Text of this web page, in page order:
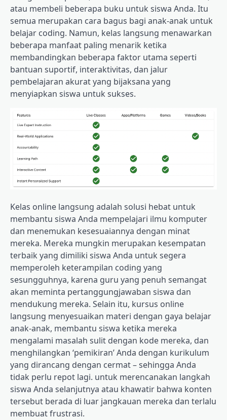
atau membeli beberapa buku untuk siswa Anda. Itu
semua merupakan cara bagus bagi anak-anak untuk
belajar coding. Namun, kelas langsung menawarkan
beberapa manfaat paling menarik ketika
membandingkan beberapa faktor utama seperti
bantuan suportif, interaktivitas, dan jalur
pembelajaran akurat yang bijaksana yang
menyiapkan siswa untuk sukses.
Kelas online langsung adalah solusi hebat untuk
membantu siswa Anda mempelajari ilmu komputer
dan menemukan kesesuaiannya dengan minat
mereka. Mereka mungkin merupakan kesempatan
terbaik yang dimiliki siswa Anda untuk segera
memperoleh keterampilan coding yang
sesungguhnya, karena guru yang penuh semangat
akan meminta pertanggungjawaban siswa dan
mendukung mereka. Selain itu, kursus online
langsung menyesuaikan materi dengan gaya belajar
anak-anak, membantu siswa ketika mereka
mengalami masalah sulit dengan kode mereka, dan
menghilangkan ‘pemikiran’ Anda dengan kurikulum
yang dirancang dengan cermat – sehingga Anda
tidak perlu repot lagi. untuk merencanakan langkah
siswa Anda selanjutnya atau khawatir bahwa konten
tersebut berada di luar jangkauan mereka dan terlalu
membuat frustrasi.